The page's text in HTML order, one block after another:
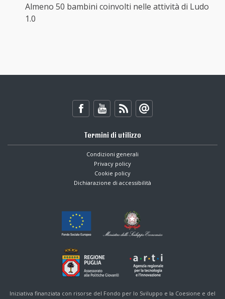
Almeno 50 bambini coinvolti nelle attività di Ludo
1.0
Termini di utilizzo
Condizioni generali
Privacy policy
Cookie policy
Dichiarazione di accessibilità
Iniziativa finanziata con risorse del Fondo per lo Sviluppo e la Coesione e del